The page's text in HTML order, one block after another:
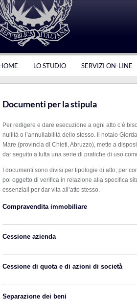
LO STUDIO SERVIZI ON-LINE
Documenti per la stipula
Per redigere e dare esecuzione a ogni atto c’è
nullità o l’annullabilità dello stesso. Il notaio
Mare (provincia di Chieti, Abruzzo), mette a
dar seguito a tutta una serie di pratiche di uso
I documenti sono divisi per tipologie di atto; per
poi oggetto di verifica in relazione alla specifica
essenziali per dar vita all’atto stesso.
Compravendita immobiliare
Cessione azienda
Cessione di quota e di azioni di società
Separazione dei beni